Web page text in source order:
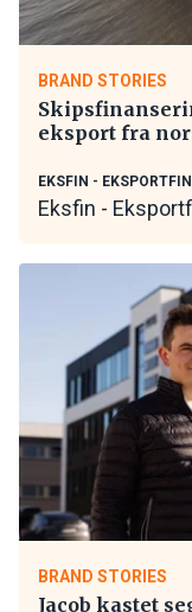
BRAND STORIES
eksport fra
EKSFIN -
Eksfin -
BRAND STORIES
Jacob kastet